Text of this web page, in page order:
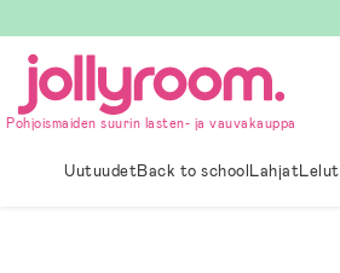
till
innehållet
Pohjoismaiden suurin lasten- ja vauvakauppa
UutuudetBack to schoolLahjatLelut